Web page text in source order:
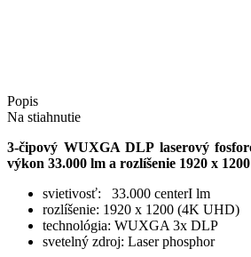
Popis
Na stiahnutie
3-čipový WUXGA DLP laserový
výkon 33.000 lm a rozlíšenie 1920 x
svietivosť: 33.000 centerI lm
rozlíšenie: 1920 x 1200 (4K UHD)
technológia: WUXGA 3x DLP
svetelný zdroj: Laser phosphor